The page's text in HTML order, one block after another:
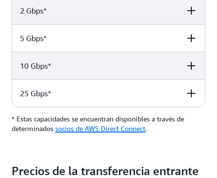
0,1974 EUR
Port hour rate
0,3257 EUR
2 Gbps*
Port hour rate
0,6513 EUR
5 Gbps*
Port hour rate
1,6283 EUR
10 Gbps*
Port hour rate
2,4474 EUR
25 Gbps*
Port hour rate
* Estas capacidades se encuentran disponibles a través de
determinados socios de AWS Direct Connect.
Precios de la transferencia entrante